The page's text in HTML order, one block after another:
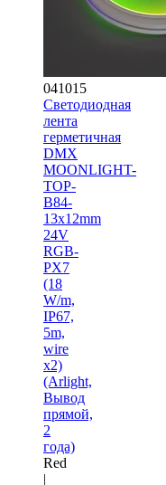
041015
Светодиодная
лента
герметичная
DMX
MOONLIGHT-
TOP-
B84-
13x12mm
24V
RGB-
PX7
(18
W/m,
IP67,
5m,
wire
x2)
(Arlight,
Вывод
прямой,
2
года)
Red
|